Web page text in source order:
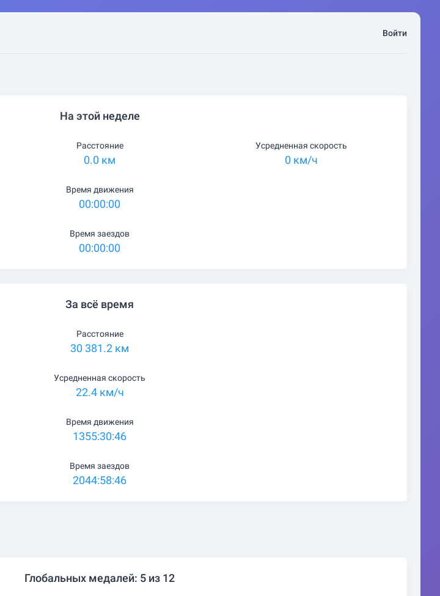
Войти
На этой неделе
Расстояние
0.0 км
Усредненная скорость
0 км/ч
Время движения
00:00:00
Время заездов
00:00:00
За всё время
Расстояние
30 381.2 км
Усредненная скорость
22.4 км/ч
Время движения
1355:30:46
Время заездов
2044:58:46
Глобальных медалей: 5 из 12